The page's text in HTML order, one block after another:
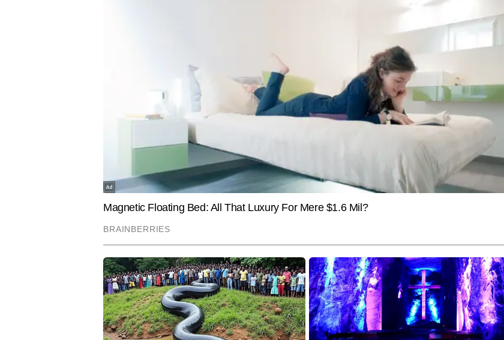
Gold Purity Check Guide: सोना
असली है या नकली? घर बैठे ऐसे करें मिनटों
Jharkhand Students Protest:
'सरकार यह जानने की इच्छा रखती है कि...',
प्रदर्शन के बीच CM हेमंत सोरेन ने छात्रों से
क्या की अपील?
SPORTS
भारत के 19 वर्षीय एथलीट मोहम्मद अशफाक
ने अमेरिका में किया कमाल, 400 मीटर दौड़
में अंडर-20 राष्ट्रीय रिकॉर्ड तोड़ा
AUTHOR
शिशुपाल कुमार टाइम्स नाउ नवभारत डिजिटल के न्यूज डेस्क में कार्यरत एक अनुभवी पत्रकार हैं, जिन्हें 13 वर्षों का अनुभव
है। राजनीतिक, अंतरराष्ट्रीय और क्राइम रिपोर्टिंग में गहरी रुचि और मजबूत पकड़ के साथ वे समाचारों की बारीकियों को
और उन्हें प्रभावशाली ढंग से प्रस्तुत करने के लिए जाने जाते हैं। शिशुपाल ने अपने करियर की शुरुआत एक इन्वेस्टिगेटिव
जर्नलिस्ट के रूप में की, जहां उन्होंने प्रोडक्शन से लेकर ग्राउंड रिपोर्टिंग तक पत्रकारिता के कई महत्वपूर्ण पहलुओं में काम
हैं। वह ब्रेकिंग न्यूज, रियल-टाइम कवरेज, डेटा-आधारित विश्लेषण और एक्सप्लेनर लिखने में खास महारत रखते हैं।
स्टोरीज तथ्यों की सटीकता और सहज भाषा की वजह से पाठकों पर मजबूत प्रभाव छोड़ती हैं।
End of Article